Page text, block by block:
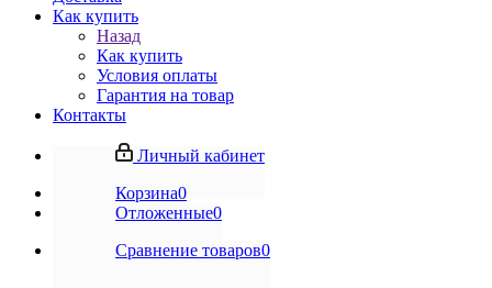
Как купить
Назад
Как купить
Условия оплаты
Гарантия на товар
Контакты
Личный кабинет
Корзина0
Отложенные0
Сравнение товаров0